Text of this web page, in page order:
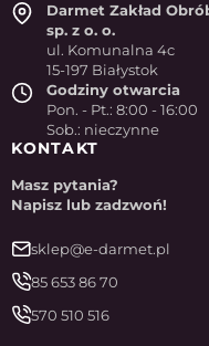
Darmet Zakład
sp. z o. o.
ul. Komunalna 4c
15-197 Białystok
Godziny otwarcia
Pon. - Pt.: 8:00 - 16:00
Sob.: nieczynne
KONTAKT
Masz pytania?
Napisz lub zadzwoń!
sklep@e-darmet.pl
85 653 86 70
570 510 516